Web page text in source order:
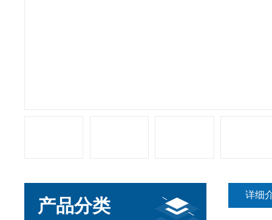
产品分类
详细